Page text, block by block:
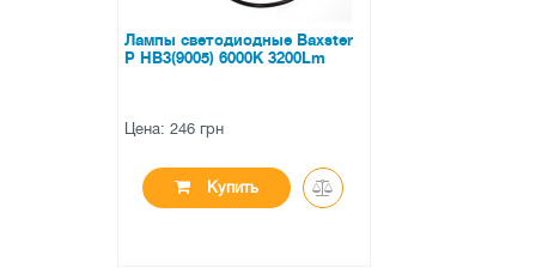
Лампы светодиодные Baxster
P HB3(9005) 6000K 3200Lm
Цена: 246 грн
Купить